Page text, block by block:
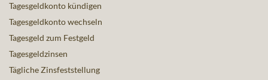
Tagesgeldkonto kündigen
Tagesgeldkonto wechseln
Tagesgeld zum Festgeld
Tagesgeldzinsen
Tägliche Zinsfeststellung